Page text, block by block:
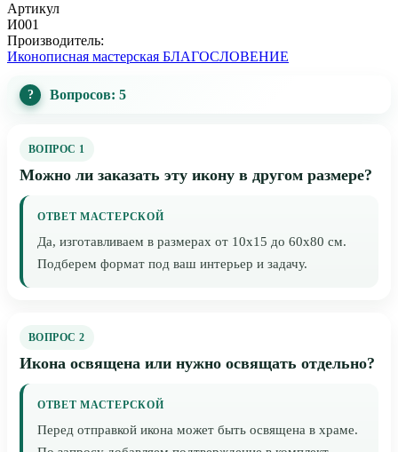
Артикул
И001
Производитель:
Иконописная мастерская БЛАГОСЛОВЕНИЕ
Вопросов: 5
ВОПРОС 1
Можно ли заказать эту икону в другом размере?
ОТВЕТ МАСТЕРСКОЙ
Да, изготавливаем в размерах от 10x15 до 60x80 см.
Подберем формат под ваш интерьер и задачу.
ВОПРОС 2
Икона освящена или нужно освящать отдельно?
ОТВЕТ МАСТЕРСКОЙ
Перед отправкой икона может быть освящена в храме.